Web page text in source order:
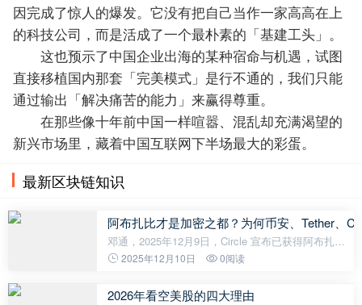
因完成了惊人的爆发。它没有把自己当作一家高高在上
的科技公司，而是活成了一个最朴素的「基建工头」。
这也预示了中国企业出海的某种宿命与机遇，试图
直接移植国内那套「完美模式」是行不通的，我们只能
通过输出「解决痛苦的能力」来赢得尊重。
在那些像十年前中国一样喧嚣、混乱却充满渴望的
新兴市场里，藏着中国互联网下半场最大的彩蛋。
最新区块链知识
阿布扎比才是加密之都？为何币安、Tether、
邓通，2025年12月9日，Circle 宣布已获得阿布扎比
全球市场金融服务监管局颁发的金融服务许可，获准
务。除Circle之外，币安、Tether
2025年12月10日 0阅读
2026年看空美股的四大理由